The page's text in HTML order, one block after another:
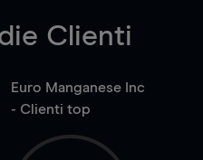
Clienti
Euro Manganese Inc
- Clienti top